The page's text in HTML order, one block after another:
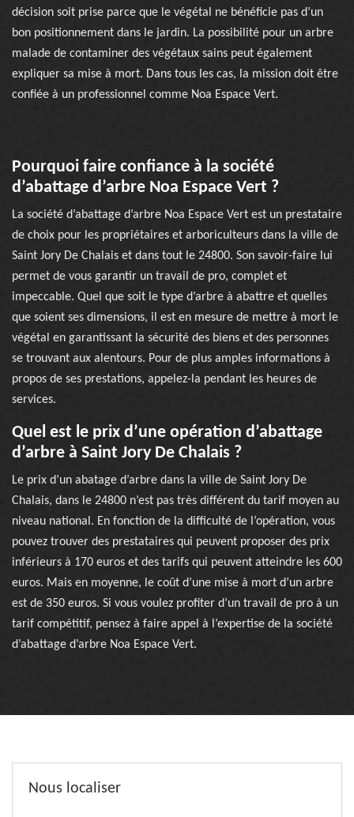
décision soit prise parce que le végétal ne bénéficie pas d’un
bon positionnement dans le jardin. La possibilité pour un arbre
malade de contaminer des végétaux sains peut également
expliquer sa mise à mort. Dans tous les cas, la mission doit être
confiée à un professionnel comme Noa Espace Vert.
Pourquoi faire confiance à la société
d’abattage d’arbre Noa Espace Vert ?
La société d’abattage d’arbre Noa Espace Vert est un prestataire
de choix pour les propriétaires et arboriculteurs dans la ville de
Saint Jory De Chalais et dans tout le 24800. Son savoir-faire lui
permet de vous garantir un travail de pro, complet et
impeccable. Quel que soit le type d’arbre à abattre et quelles
que soient ses dimensions, il est en mesure de mettre à mort le
végétal en garantissant la sécurité des biens et des personnes
se trouvant aux alentours. Pour de plus amples informations à
propos de ses prestations, appelez-la pendant les heures de
services.
Quel est le prix d’une opération d’abattage
d’arbre à Saint Jory De Chalais ?
Le prix d’un abatage d’arbre dans la ville de Saint Jory De
Chalais, dans le 24800 n’est pas très différent du tarif moyen au
niveau national. En fonction de la difficulté de l’opération, vous
pouvez trouver des prestataires qui peuvent proposer des prix
inférieurs à 170 euros et des tarifs qui peuvent atteindre les 600
euros. Mais en moyenne, le coût d’une mise à mort d’un arbre
est de 350 euros. Si vous voulez profiter d’un travail de pro à un
tarif compétitif, pensez à faire appel à l’expertise de la société
d’abattage d’arbre Noa Espace Vert.
Nous localiser